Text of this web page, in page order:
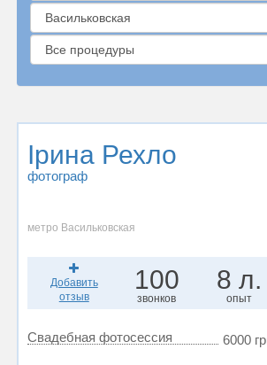
Ірина Рехло
фотограф
метро Васильковская
Добавить
отзыв
100
звонков
8 л.
опыт
Свадебная фотосессия 6000